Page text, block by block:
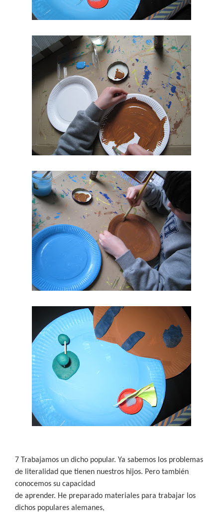
7 Trabajamos un dicho popular. Ya sabemos los problemas
de literalidad que tienen nuestros hijos. Pero también
conocemos su capacidad
de aprender. He preparado materiales para trabajar los
dichos populares alemanes,